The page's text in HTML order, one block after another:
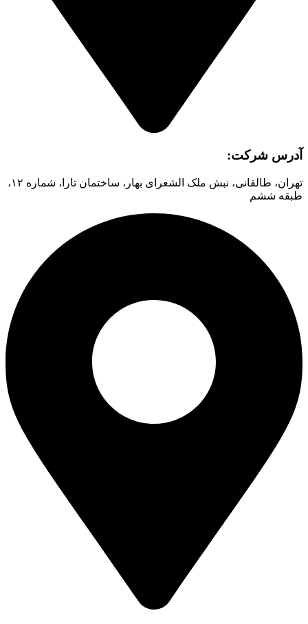
آدرس شرکت:
تهران، طالقانی، نبش ملک الشعرای بهار، ساختمان تارا، شماره ۱۲،
طبقه ششم